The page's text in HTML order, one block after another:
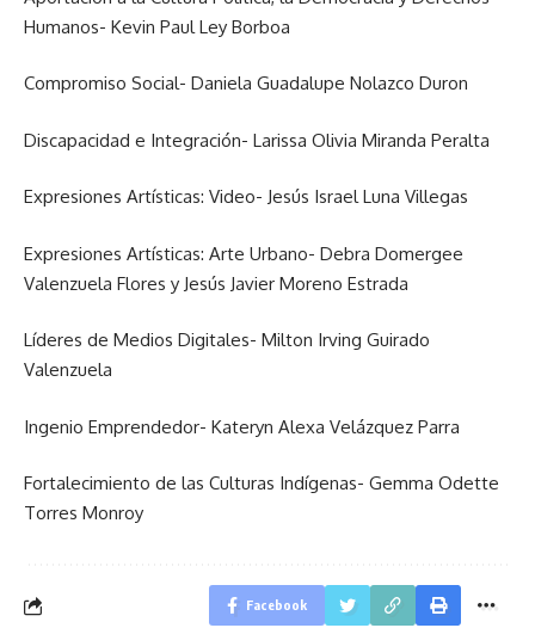
Humanos- Kevin Paul Ley Borboa
Compromiso Social- Daniela Guadalupe Nolazco Duron
Discapacidad e Integración- Larissa Olivia Miranda Peralta
Expresiones Artísticas: Video- Jesús Israel Luna Villegas
Expresiones Artísticas: Arte Urbano- Debra Domergee
Valenzuela Flores y Jesús Javier Moreno Estrada
Líderes de Medios Digitales- Milton Irving Guirado
Valenzuela
Ingenio Emprendedor- Kateryn Alexa Velázquez Parra
Fortalecimiento de las Culturas Indígenas- Gemma Odette
Torres Monroy
Facebook